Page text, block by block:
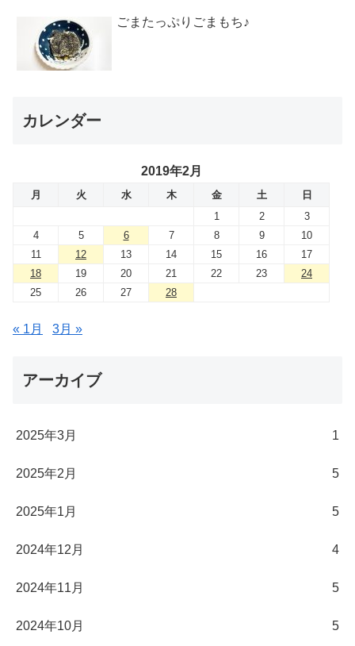
ごまたっぷりごまもち♪
カレンダー
2019年2月
月 火 水 木 金 土
日
1
2
3
4
5 6 7 8 9
10
11
12 13 14 15 16
17
18
19 20 21 22 23
24
25
26 27 28
« 1月 3月 »
アーカイブ
2025年3月 1
2025年2月 5
2025年1月 5
2024年12月 4
2024年11月 5
2024年10月 5